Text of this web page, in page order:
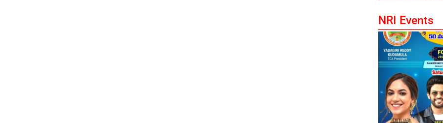
NRI Events